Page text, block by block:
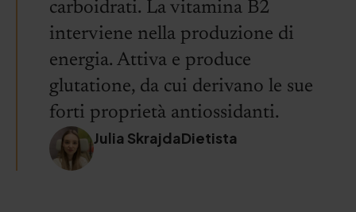
carboidrati. La vitamina B2
interviene nella produzione di
energia. Attiva e produce
glutatione, da cui derivano le sue
forti proprietà antiossidanti.
Julia SkrajdaDietista